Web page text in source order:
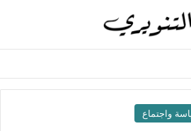
واجتماع